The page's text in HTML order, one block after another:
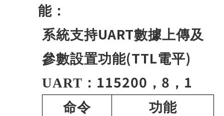
能：
系統支持UART數據上傳及
參數設置功能(TTL電平)
UART ： 115200 ， 8 ， 1
命令 功能